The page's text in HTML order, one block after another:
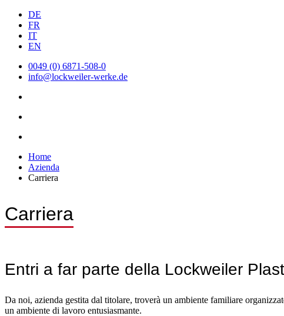
DE
FR
IT
EN
0049 (0) 6871-508-0
info@lockweiler-werke.de
Home
Azienda
Carriera
Carriera
Entri a far parte della Lockweiler
Da noi, azienda gestita dal titolare, troverà un ambiente familiare
un ambiente di lavoro entusiasmante.